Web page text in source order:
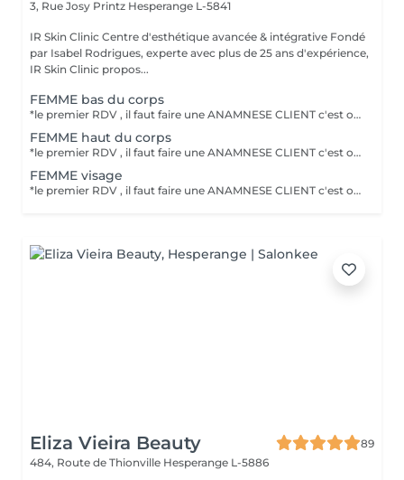
3, Rue Josy Printz Hesperange L-5841
IR Skin Clinic Centre d'esthétique avancée & intégrative Fondé
par Isabel Rodrigues, experte avec plus de 25 ans d'expérience,
IR Skin Clinic propos...
FEMME bas du corps
*le premier RDV , il faut faire une ANAMNESE CLIENT c'est obligatoire .Le DEFINITIVE +2 permet d'éliminer durablement la repousse des polis. résultat optimale, un traitement pour tout phototype (I-VI) et toute épaisseur de poil .épilation permanente , professionnelle et indolore. Un laser professionnel à diode avec 3longeur d'onde 755nm+808nm+1064nm , 4 générations de laser diode .
FEMME haut du corps
*le premier RDV , il faut faire une ANAMNESE CLIENT c'est obligatoire .Le DEFINITIVE +2 permet d'éliminer durablement la repousse des polis. résultat optimale, un traitement pour tout phototype (I-VI) et toute épaisseur de poil .épilation permanente , professionnelle et indolore. Un laser professionnel à diode avec 3longeur d'onde 755nm+808nm+1064nm , 4 générations de laser diode .
FEMME visage
*le premier RDV , il faut faire une ANAMNESE CLIENT c'est obligatoire .Le DEFINITIVE +2 permet d'éliminer durablement la repousse des polis. résultat optimale, un traitement pour tout phototype (I-VI) et toute épaisseur de poil .épilation permanente , professionnelle et indolore. Un laser professionnel à diode avec 3longeur d'onde 755nm+808nm+1064nm , 4 générations de laser diode .
Eliza Vieira Beauty
89
484, Route de Thionville Hesperange L-5886